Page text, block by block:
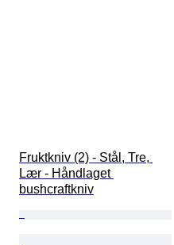
Fruktkniv (2) - Stål, Tre,
Lær - Håndlaget
bushcraftkniv